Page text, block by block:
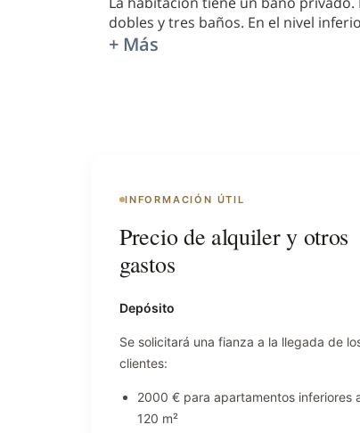
dobles y tres baños. En el nivel
+ Más
INFORMACIÓN ÚTIL
Precio de alquiler y otros
gastos
Depósito
Se solicitará una fianza a la llegada de
clientes:
2000 € para apartamentos inferiores
120 m²